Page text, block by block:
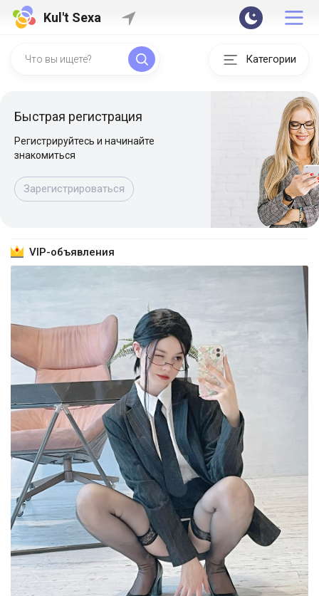
Kul't Sexa
Категории
Быстрая регистрация
Регистрируйтесь и начинайте
знакомиться
Зарегистрироваться
VIP-объявления